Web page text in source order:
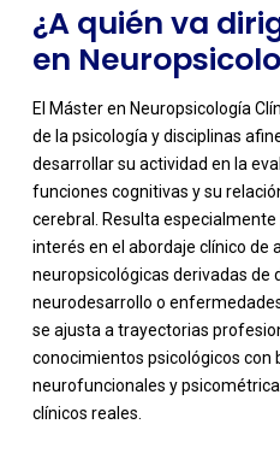
¿A quién va
en
El Máster en Neuropsicología
de la psicología y disciplinas
desarrollar su actividad en la
funciones cognitivas y su
cerebral. Resulta
interés en el abordaje clínico de
neuropsicológicas derivadas de
neurodesarrollo o
se ajusta a trayectorias
conocimientos psicológicos con
neurofuncionales y
clínicos reales.
-